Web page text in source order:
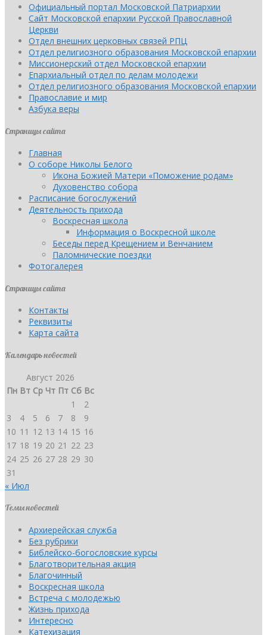
Официальный портал Московской Патриархии
Сайт Московской епархии Русской Православной
Церкви
Отдел внешних церковных связей РПЦ
Отдел религиозного образования Московской епархии
Миссионерский отдел Московской епархии
Епархиальный отдел по делам молодежи
Отдел религиозного образования Московской епархии
Православие и мир
Азбука веры
Страницы сайта
Главная
О соборе Николы Белого
Икона Божией Матери «Поможение родам»
Духовенство собора
Расписание богослужений
Деятельность прихода
Воскресная школа
Информация о Воскресной школе
Беседы перед Крещением и Венчанием
Паломнические поездки
Фотогалерея
Страницы сайта
Контакты
Реквизиты
Карта сайта
Календарь новостей
Август 2026
Пн Вт Ср Чт Пт Сб Вс
1
2
3
4 5 6 7 8
9
10 11 12 13 14 15 16
17 18 19 20 21 22 23
24 25 26 27 28 29 30
31
« Июл
Темы новостей
Архиерейская служба
Без рубрики
Библейско-богословские курсы
Благотворительная акция
Благочинный
Воскресная школа
Встреча с молодежью
Жизнь прихода
Интересно
Катехизация